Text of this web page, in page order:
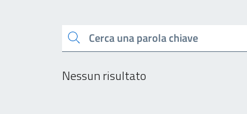
Cerca una parola chiave
Nessun risultato